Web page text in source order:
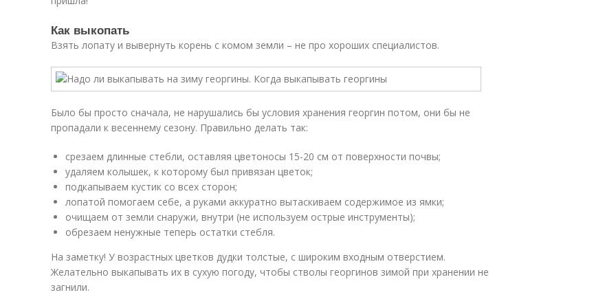
Как выкопать
Взять лопату и вывернуть корень с комом земли – не про хороших специалистов.
Было бы просто сначала, не нарушались бы условия хранения георгин потом, они бы не
пропадали к весеннему сезону. Правильно делать так:
срезаем длинные стебли, оставляя цветоносы 15-20 см от поверхности почвы;
удаляем колышек, к которому был привязан цветок;
подкапываем кустик со всех сторон;
лопатой помогаем себе, а руками аккуратно вытаскиваем содержимое из ямки;
очищаем от земли снаружи, внутри (не используем острые инструменты);
обрезаем ненужные теперь остатки стебля.
На заметку! У возрастных цветков дудки толстые, с широким входным отверстием.
Желательно выкапывать их в сухую погоду, чтобы стволы георгинов зимой при хранении не
загнили.